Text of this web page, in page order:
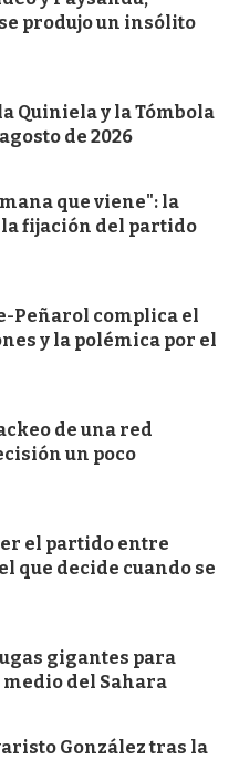
produjo un insólito
Quiniela y la Tómbola
de 2026
que viene": la
fijación del partido
Peñarol complica el
y la polémica por el
de una red
un poco
el partido entre
que decide cuando se
gigantes para
del Sahara
González tras la